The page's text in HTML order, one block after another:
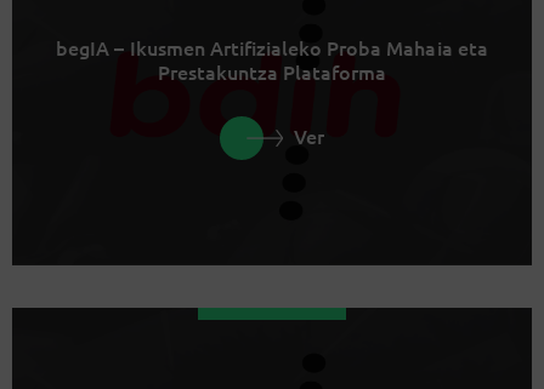
begIA – Ikusmen Artifizialeko Proba Mahaia eta
Prestakuntza Plataforma
Ver